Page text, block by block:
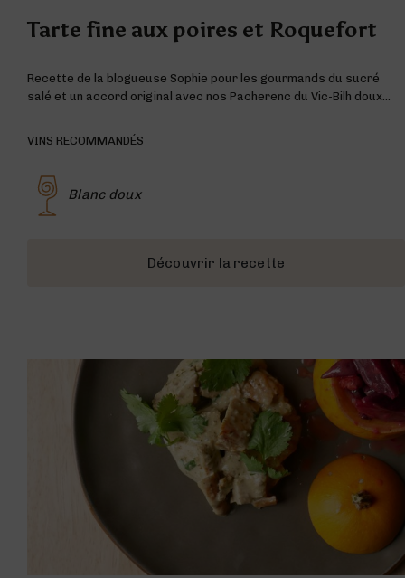
Tarte fine aux poires et Roquefort
Recette de la blogueuse Sophie pour les gourmands du sucré
salé et un accord original avec nos Pacherenc du Vic-Bilh doux…
VINS RECOMMANDÉS
Blanc doux
Découvrir la recette